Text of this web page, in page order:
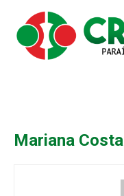
Mariana Costa